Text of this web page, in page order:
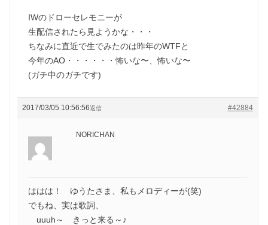
IWのドローセレモニーが
生配信されたら見ようかな・・・
ちなみに直近で生でみたのは昨年のWTFと
今年のAO・・・・・・怖いな〜、怖いな〜
(ガチ中のガチです)
2017/03/05 10:56:56 #42884
返信
NORICHAN
ははは！ ゆうたさま、私もメロディーが(笑)
でもね、実は歌詞、
uuuh～ きっと来る～♪